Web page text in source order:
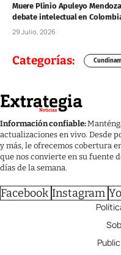
Muere Plinio Apuleyo
debate intelectual en
29 Julio, 2026
Categorías:
Información confiable:
actualizaciones en vivo. Desde
y más, le ofrecemos cobertura
que nos convierte en su fuente
días de la semana.
Facebook Instagram